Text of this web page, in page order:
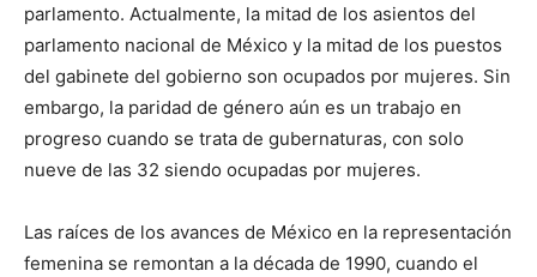
parlamento. Actualmente, la mitad de los asientos del
parlamento nacional de México y la mitad de los puestos
del gabinete del gobierno son ocupados por mujeres. Sin
embargo, la paridad de género aún es un trabajo en
progreso cuando se trata de gubernaturas, con solo
nueve de las 32 siendo ocupadas por mujeres.
Las raíces de los avances de México en la representación
femenina se remontan a la década de 1990, cuando el